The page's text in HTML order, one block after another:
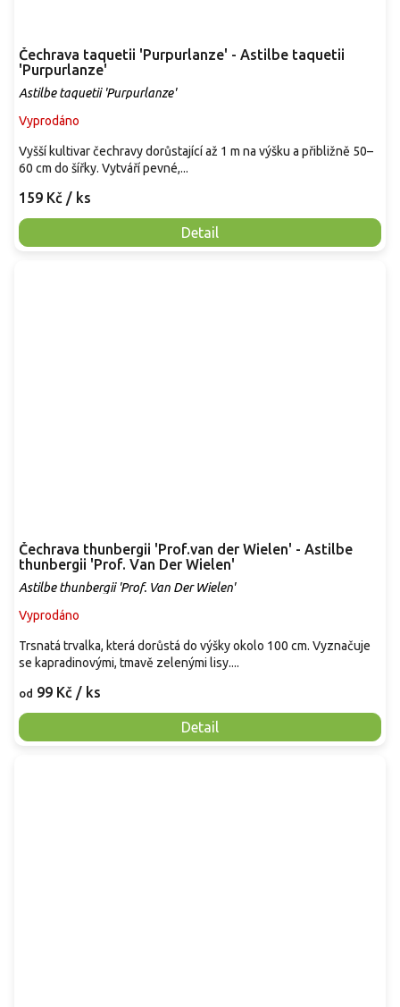
Čechrava taquetii 'Purpurlanze' - Astilbe taquetii
'Purpurlanze'
Astilbe taquetii 'Purpurlanze'
Vyprodáno
159 Kč / ks
Detail
Vyšší kultivar čechravy dorůstající až 1 m na výšku a přibližně 50–
60 cm do šířky. Vytváří pevné,...
Čechrava thunbergii 'Prof.van der Wielen' - Astilbe
thunbergii 'Prof. Van Der Wielen'
Astilbe thunbergii 'Prof. Van Der Wielen'
Vyprodáno
od 99 Kč / ks
Detail
Trsnatá trvalka, která dorůstá do výšky okolo 100 cm. Vyznačuje
se kapradinovými, tmavě zelenými lisy....